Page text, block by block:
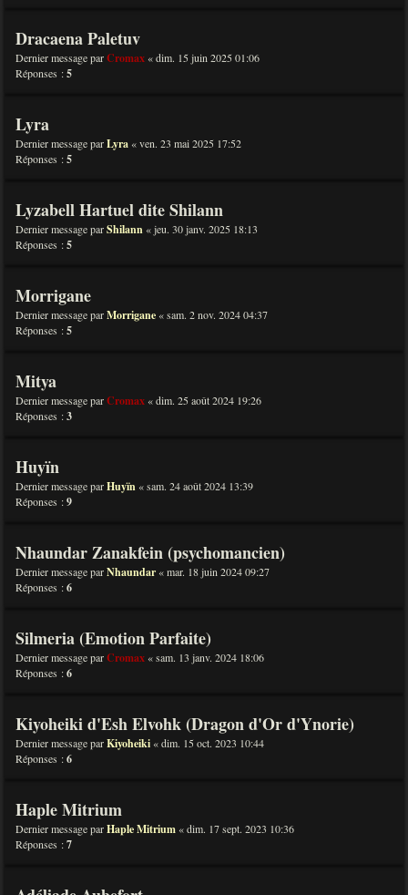
Dracaena Paletuv
Dernier message parCromax «dim. 15 juin 2025 01:06
Réponses :5
Lyra
Dernier message parLyra «ven. 23 mai 2025 17:52
Réponses :5
Lyzabell Hartuel dite Shilann
Dernier message parShilann «jeu. 30 janv. 2025 18:13
Réponses :5
Morrigane
Dernier message parMorrigane «sam. 2 nov. 2024 04:37
Réponses :5
Mitya
Dernier message parCromax «dim. 25 août 2024 19:26
Réponses :3
Huyïn
Dernier message parHuyïn «sam. 24 août 2024 13:39
Réponses :9
Nhaundar Zanakfein (psychomancien)
Dernier message parNhaundar «mar. 18 juin 2024 09:27
Réponses :6
Silmeria (Emotion Parfaite)
Dernier message parCromax «sam. 13 janv. 2024 18:06
Réponses :6
Kiyoheiki d'Esh Elvohk (Dragon d'Or d'Ynorie)
Dernier message parKiyoheiki «dim. 15 oct. 2023 10:44
Réponses :6
Haple Mitrium
Dernier message parHaple Mitrium «dim. 17 sept. 2023 10:36
Réponses :7